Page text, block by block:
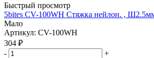
Быстрый просмотр
5bites CV-100WH Стяжка нейлон. ,
Мало
Артикул: CV-100WH
304 ₽
-
+